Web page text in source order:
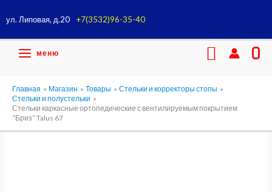
ул. Липовая, д.20 +7(3532)96-35-40
меню Поиск
Главная Магазин Товары
Стельки и корректоры стопы
Стельки и полустельки
Стельки каркасные ортопедические с вентилируемым покрытием
“Бриз” Talus 67